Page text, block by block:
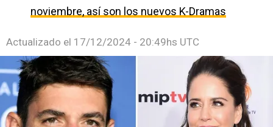
noviembre, así son los nuevos K-Dramas
Actualizado el 17/12/2024 - 20:49hs UTC